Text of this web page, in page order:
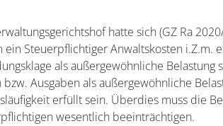
hatte sich (GZ Ra
ein Steuerpflichtiger Anwaltskosten i.Z.m.
als außergewöhnliche
bzw. Ausgaben als außergewöhnliche
erfüllt sein. Überdies muss die
wesentlich beeinträchtigen.